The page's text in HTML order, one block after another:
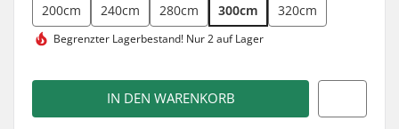
200cm 240cm 280cm 300cm 320cm
Begrenzter Lagerbestand! Nur 2 auf Lager
IN DEN WARENKORB